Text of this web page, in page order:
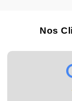
Nos